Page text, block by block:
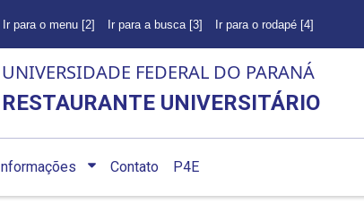
Ir para o menu [2] Ir para a busca [3] Ir para o rodapé [4]
UNIVERSIDADE FEDERAL DO PARANÁ
RESTAURANTE UNIVERSITÁRIO
Informações Contato P4E